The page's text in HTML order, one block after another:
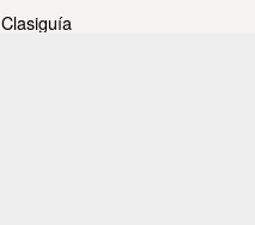
Clasiguía